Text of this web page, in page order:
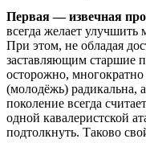
Первая — извечная
всегда желает улучшить
При этом, не обладая
заставляющим старшие
осторожно, многократно
(молодёжь) радикальна,
поколение всегда
одной кавалеристской
подтолкнуть. Таково